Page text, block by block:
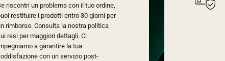
riscontri un problema con il tuo ordine,
restituire i prodotti entro 30 giorni per
rimborso. Consulta la nostra politica
resi per maggiori dettagli. Ci
a garantire la tua
con un servizio post-